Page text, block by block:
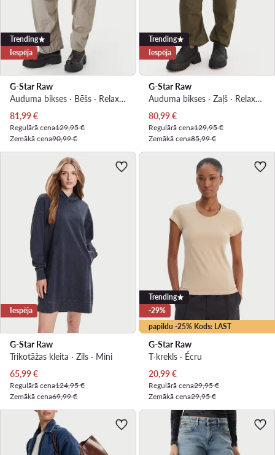
Trending
Iespēja
G-Star Raw
Auduma bikses · Bēšs · Relaxed Fit
Pašreizējā cena
81,99€
Regulārā cena129,95 €
Zemākā cena90,99 €
Trending
Iespēja
G-Star Raw
Auduma bikses · Zaļš · Relaxed Fit
Pašreizējā cena
80,99€
Regulārā cena129,95 €
Zemākā cena85,99 €
Iespēja
G-Star Raw
Trikotāžas kleita · Zils · Mini
Pašreizējā cena
65,99€
Regulārā cena124,95 €
Zemākā cena69,99 €
papildu -25% Kods: LAST
Trending
-29%
G-Star Raw
T-krekls · Écru
Pašreizējā cena
20,99€
Regulārā cena29,95 €
Zemākā cena29,95 €